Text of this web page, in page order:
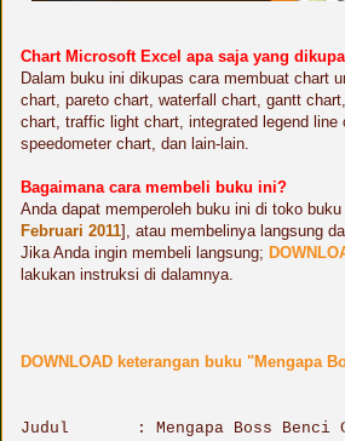
Chart Microsoft Excel apa saja yang
Dalam buku ini dikupas cara membuat chart
chart, pareto chart, waterfall chart, gantt
chart, traffic light chart, integrated legend
speedometer chart, dan lain-lain.
Bagaimana cara membeli buku ini?
Anda dapat memperoleh buku ini di toko
Februari 2011], atau membelinya langsung
Jika Anda ingin membeli langsung;
lakukan instruksi di dalamnya.
DOWNLOAD keterangan buku "Mengapa
Judul : Mengapa Boss Benci